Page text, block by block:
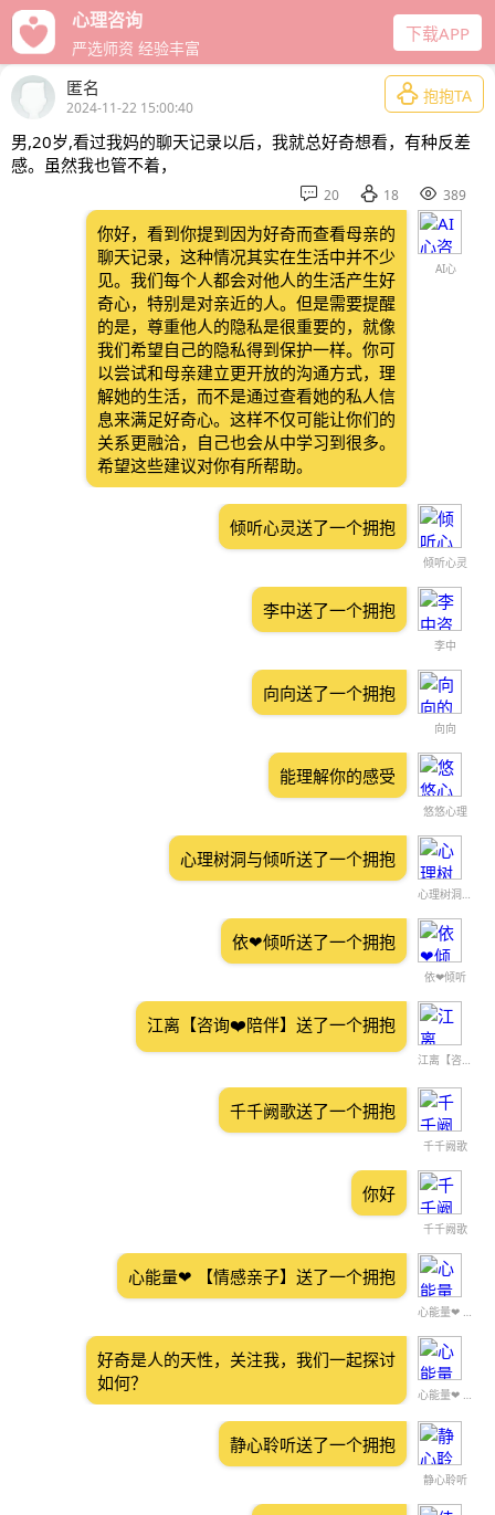
给力心理
十年口碑经营
下载APP
匿名
2024-11-22 15:00:40
 抱抱TA
男,20岁,看过我妈的聊天记录以后，我就总好奇想看，有种反差
感。虽然我也管不着，
 20  18  389
AI心
你好，看到你提到因为好奇而查看母亲的
聊天记录，这种情况其实在生活中并不少
见。我们每个人都会对他人的生活产生好
奇心，特别是对亲近的人。但是需要提醒
的是，尊重他人的隐私是很重要的，就像
我们希望自己的隐私得到保护一样。你可
以尝试和母亲建立更开放的沟通方式，理
解她的生活，而不是通过查看她的私人信
息来满足好奇心。这样不仅可能让你们的
关系更融洽，自己也会从中学习到很多。
希望这些建议对你有所帮助。
倾听心灵
倾听心灵送了一个拥抱
李中
李中送了一个拥抱
向向
向向送了一个拥抱
悠悠心理
能理解你的感受
心理树洞与倾听
心理树洞与倾听送了一个拥抱
依❤倾听
依❤倾听送了一个拥抱
江离【咨询❤️陪伴】
江离【咨询❤️陪伴】送了一个拥抱
千千阙歌
千千阙歌送了一个拥抱
千千阙歌
你好
心能量❤ 【情感亲子】
心能量❤ 【情感亲子】送了一个拥抱
心能量❤ 【情感亲子】
好奇是人的天性，关注我，我们一起探讨
如何？
静心聆听
静心聆听送了一个拥抱